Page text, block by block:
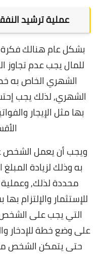
عملية ترشيد
بشكل عام هنالك فكرة
للمال يجب عدم تجاوز
الشهري الخاص به
الشهري,لذلك يجب
بها مثل الإيجار
ويجب أن يعمل الشخص
به وذلك لزيادة
محددة لذلك, و
للإستثمار
التي يجب على الشخص
على وضع خطة للإدخار
حتى يتمكن الشخص